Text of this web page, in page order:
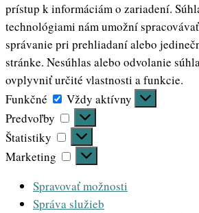
prístup k informáciám o zariadení.
technológiami nám umožní
správanie pri prehliadaní alebo
stránke. Nesúhlas alebo odvolanie
ovplyvniť určité vlastnosti a funkcie.
Funkčné
Funkčné
Vždy aktívny
Predvoľby
Predvoľby
Štatistiky
Štatistiky
Marketing
Marketing
Spravovať možnosti
Správa služieb